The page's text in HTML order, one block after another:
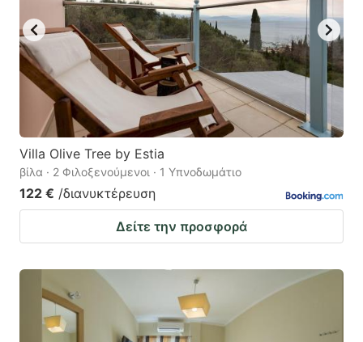
Villa Olive Tree by Estia
βίλα · 2 Φιλοξενούμενοι · 1 Υπνοδωμάτιο
122 € /διανυκτέρευση
Δείτε την προσφορά